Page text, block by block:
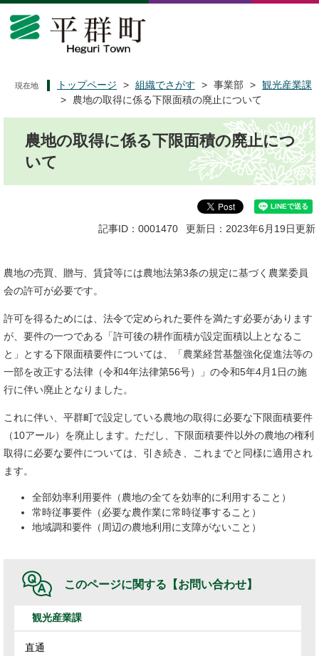
ペ
メ
現在地 トップページ > 組織でさがす > 事業部 > 観光産業課
>
農地の取得に係る下限面積の廃止について
農地の取得に係る下限面積の廃止につ
いて
記事ID：0001470 更新日：2023年6月19日更新
農地の売買、贈与、賃貸等には農地法第3条の規定に基づく農業委員
会の許可が必要です。
許可を得るためには、法令で定められた要件を満たす必要があります
が、要件の一つである「許可後の耕作面積が設定面積以上となるこ
と」とする下限面積要件については、「農業経営基盤強化促進法等の
一部を改正する法律（令和4年法律第56号）」の令和5年4月1日の施
行に伴い廃止となりました。
これに伴い、平群町で設定している農地の取得に必要な下限面積要件
（10アール）を廃止します。ただし、下限面積要件以外の農地の権利
取得に必要な要件については、引き続き、これまでと同様に適用され
ます。
全部効率利用要件（農地の全てを効率的に利用すること）
常時従事要件（必要な農作業に常時従事すること）
地域調和要件（周辺の農地利用に支障がないこと）
このページに関する 【お問い合わせ】
観光産業課
直通